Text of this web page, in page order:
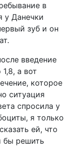
в
у Данечки
зуб и он
введение
а вот
которое
ситуация
спросила у
я только
ей, что
бы решить